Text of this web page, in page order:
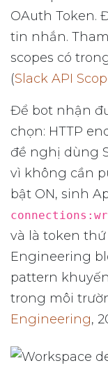
OAuth Token.
tin nhắn.
scopes có
(Slack API
Để bot nhận
chọn: HTTP
đề nghị dùng
vì không cần
bật ON, sinh
và là token
Engineering
pattern
trong môi
Engineering,